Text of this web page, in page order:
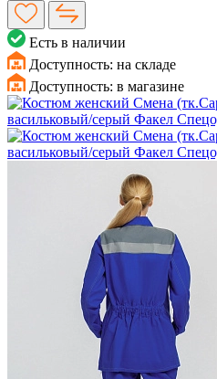
Есть в наличии
Доступность: на складе
Доступность: в магазине